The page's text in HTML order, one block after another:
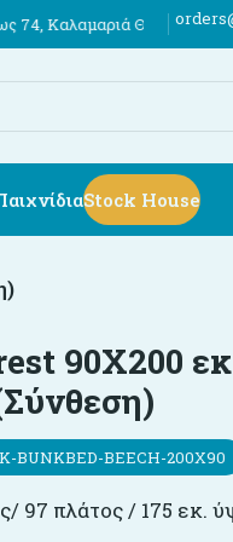
Έως 12 άτοκες
Stock House
90X200
BUNKBED-BEECH-200X90
97 πλάτος / 175 εκ.